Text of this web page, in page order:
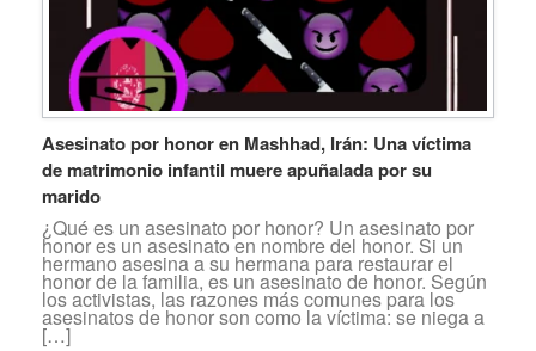
Asesinato por honor en Mashhad, Irán: Una víctima
de matrimonio infantil muere apuñalada por su
marido
¿Qué es un asesinato por honor? Un asesinato por
honor es un asesinato en nombre del honor. Si un
hermano asesina a su hermana para restaurar el
honor de la familia, es un asesinato de honor. Según
los activistas, las razones más comunes para los
asesinatos de honor son como la víctima: se niega a
[…]